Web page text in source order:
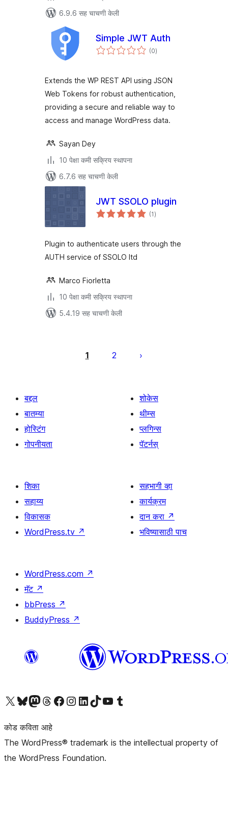
6.9.6 सह चाचणी केली
Simple JWT Auth
(0एकूण
मूल्यांकन
)
Extends the WP REST API using JSON
Web Tokens for robust authentication,
providing a secure and reliable way to
access and manage WordPress data.
Sayan Dey
10 पेक्षा कमी सक्रिय स्थापना
6.7.6 सह चाचणी केली
JWT SSOLO plugin
(1एकूण
मूल्यांकन
)
Plugin to authenticate users through the
AUTH service of SSOLO ltd
Marco Fiorletta
10 पेक्षा कमी सक्रिय स्थापना
5.4.19 सह चाचणी केली
1 2
बद्दल
बातम्या
होस्टिंग
गोपनीयता
शोकेस
थीम्स
प्लगिन्स
पॅटर्नस्
शिका
सहाय्य
विकासक
WordPress.tv ↗
सहभागी व्हा
कार्यक्रम
दान करा ↗
भविष्यासाठी पाच
WordPress.com ↗
मॅट ↗
bbPress ↗
BuddyPress ↗
आमच्या X (एक्स) (पूर्वीचे ट्विटर) खात्याला भेट द्या आमच्या ब्लूस्की खात्याला भेट द्या.आमच्या Mastodon खात्याला भेट द्या.आमच्या थ्रेड्स खात्याला भेट द्या. आमच्या फेसबुक पेजला भेट द्या आमच्या इंस्टाग्राम खात्याला भेट द्या आमच्या लिंक्डइन खात्याला भेट द्या आमच्या टिकटॉक अकाउंटला भेट द्या.आमच्या यूट्यूब चॅनेलला भेट द्या आमच्या टंबलर खात्याला भेट द्या.
कोड कविता आहे
The WordPress® trademark is the intellectual property of
the WordPress Foundation.